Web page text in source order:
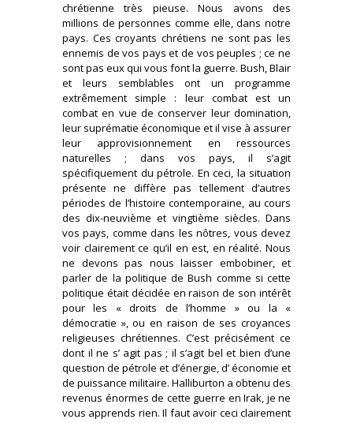
chrétienne très pieuse. Nous avons des
millions de personnes comme elle, dans notre
pays. Ces croyants chrétiens ne sont pas les
ennemis de vos pays et de vos peuples ; ce ne
sont pas eux qui vous font la guerre. Bush, Blair
et leurs semblables ont un programme
extrêmement simple : leur combat est un
combat en vue de conserver leur domination,
leur suprématie économique et il vise à assurer
leur approvisionnement en ressources
naturelles ; dans vos pays, il s’agit
spécifiquement du pétrole. En ceci, la situation
présente ne diffère pas tellement d’autres
périodes de l’histoire contemporaine, au cours
des dix-neuvième et vingtième siècles. Dans
vos pays, comme dans les nôtres, vous devez
voir clairement ce qu’il en est, en réalité. Nous
ne devons pas nous laisser embobiner, et
parler de la politique de Bush comme si cette
politique était décidée en raison de son intérêt
pour les « droits de l’homme » ou la «
démocratie », ou en raison de ses croyances
religieuses chrétiennes. C’est précisément ce
dont il ne s’ agit pas ; il s’agit bel et bien d’une
question de pétrole et d’énergie, d’ économie et
de puissance militaire. Halliburton a obtenu des
revenus énormes de cette guerre en Irak, je ne
vous apprends rien. Il faut avoir ceci clairement